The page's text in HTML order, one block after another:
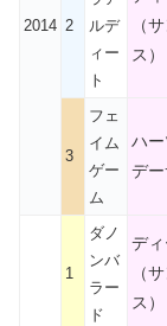
2014 2
ルデ
ィー
ト
（
ス）
3
フェ
イム
ゲー
ム
ハ
デー
1
ダノ
ンバ
ラー
ド
デ
（
ス）